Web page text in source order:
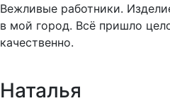
Вежливые работники.
в мой город. Всё пришло
качественно.
Наталья